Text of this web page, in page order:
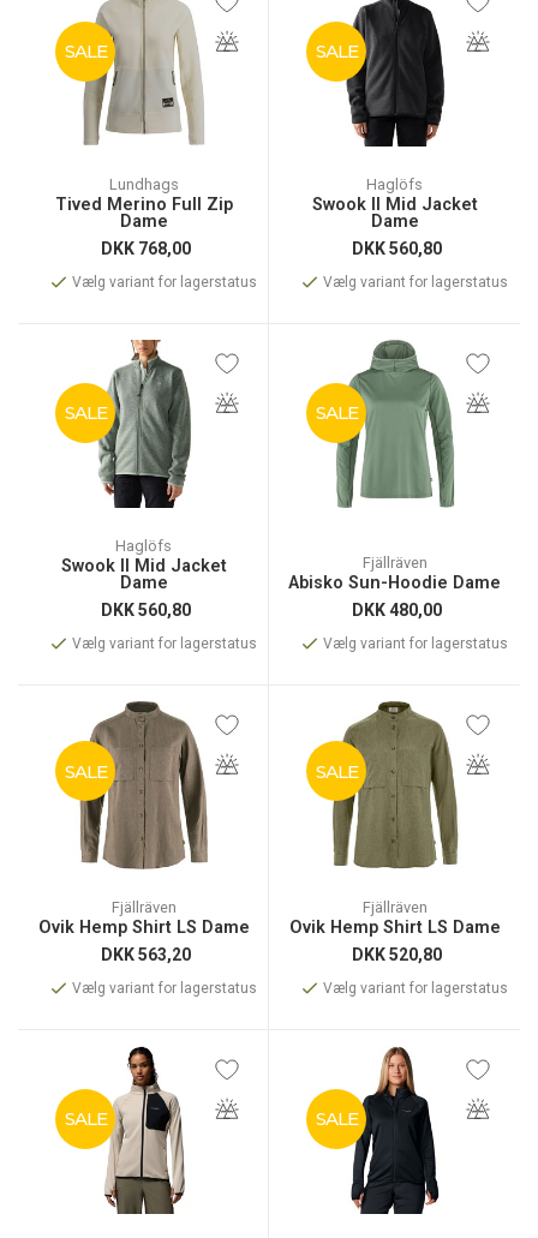
SALE
Lundhags
Tived Merino Full Zip
Dame
DKK 768,00
Vælg variant for lagerstatus
SALE
Haglöfs
Swook II Mid Jacket
Dame
DKK560,80
Vælg variant for lagerstatus
SALE
Haglöfs
Swook II Mid Jacket
Dame
DKK560,80
Vælg variant for lagerstatus
SALE
Fjällräven
Abisko Sun-Hoodie Dame
DKK480,00
Vælg variant for lagerstatus
SALE
Fjällräven
Övik Hemp Shirt LS Dame
DKK563,20
Vælg variant for lagerstatus
SALE
Fjällräven
Övik Hemp Shirt LS Dame
DKK520,80
Vælg variant for lagerstatus
SALE SALE